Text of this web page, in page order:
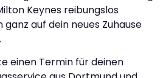
Keynes reibungslos
auf dein neues Zuhause
einen Termin für deinen